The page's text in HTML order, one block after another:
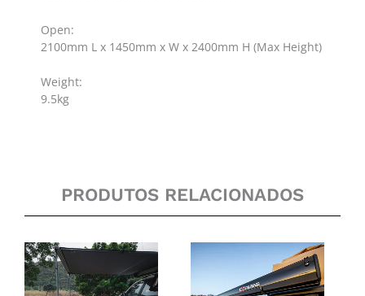
Open:
2100mm L x 1450mm x W x 2400mm H (Max Height)
Weight:
9.5kg
PRODUTOS RELACIONADOS